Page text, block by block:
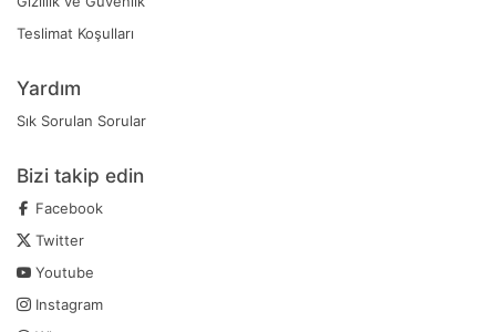
Teslimat Koşulları
Yardım
Sık Sorulan Sorular
Bizi takip edin
Facebook
Twitter
Youtube
Instagram